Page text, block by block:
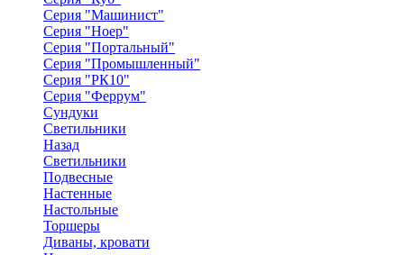
Серия "Машинист"
Серия "Ноер"
Серия "Портальный"
Серия "Промышленный"
Серия "РК10"
Серия "Феррум"
Сундуки
Светильники
Назад
Светильники
Подвесные
Настенные
Настольные
Торшеры
Диваны, кровати